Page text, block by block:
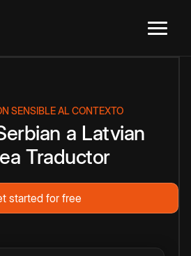
SENSIBLE AL CONTEXTO
a Latvian
Traductor
started for free